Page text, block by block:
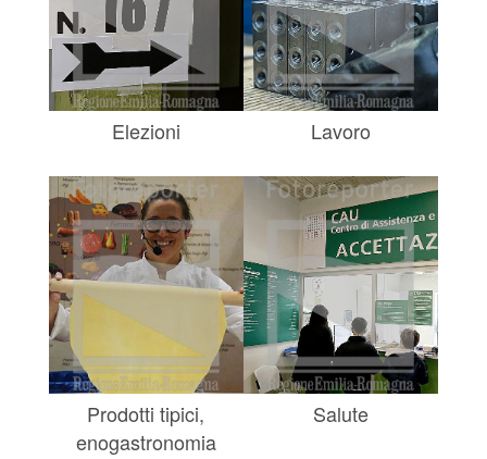
Elezioni Lavoro
Prodotti tipici,
enogastronomia
Salute